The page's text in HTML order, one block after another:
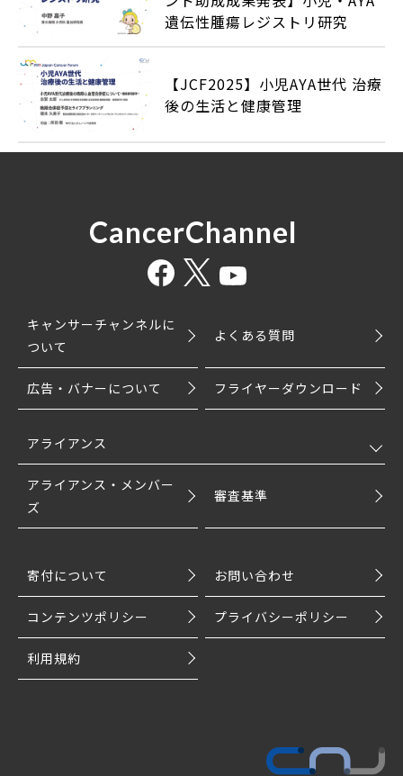
遺伝性腫瘍レジストリ研究
【JCF2025】小児AYA世代 治療
後の生活と健康管理
CancerChannel
キャンサーチャンネルに
ついて
よくある質問
広告・バナーについて フライヤーダウンロード
アライアンス
アライアンス・メンバー
ズ
審査基準
寄付について お問い合わせ
コンテンツポリシー プライバシーポリシー
利用規約